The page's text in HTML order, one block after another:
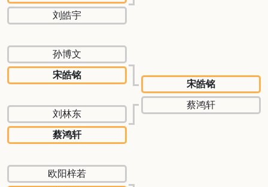
刘皓宇
孙博文
宋皓铭
刘林东
蔡鸿轩
欧阳梓若
宋皓铭
蔡鸿轩